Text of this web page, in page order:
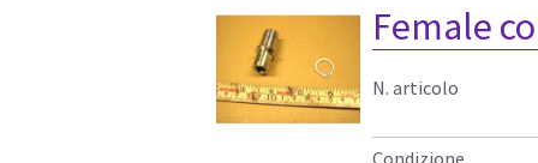
Female
N. articolo
Condizione